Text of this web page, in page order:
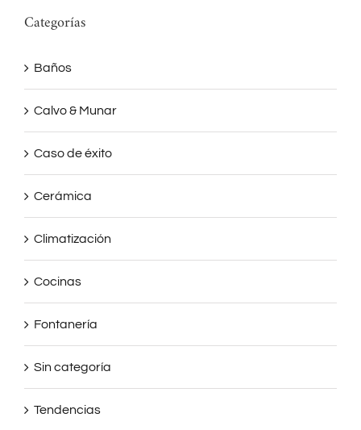
Categorías
Baños
Calvo & Munar
Caso de éxito
Cerámica
Climatización
Cocinas
Fontanería
Sin categoría
Tendencias